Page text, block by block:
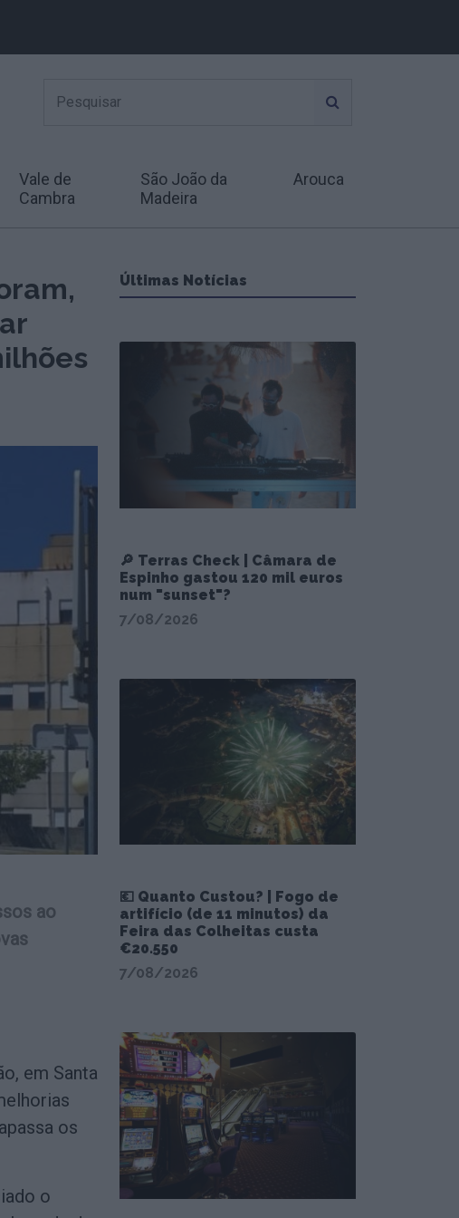
Vale de
Cambra
São João da
Madeira
Arouca
ao
em Santa
os
o
Últimas Notícias
🔎 Terras Check | Câmara de
Espinho gastou 120 mil euros
num "sunset"?
7/08/2026
💶 Quanto Custou? | Fogo de
artifício (de 11 minutos) da
Feira das Colheitas custa
€20.550
7/08/2026